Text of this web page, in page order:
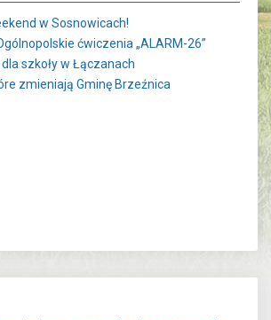
w Sosnowicach!
ćwiczenia „ALARM-26”
szkoły w Łączanach
zmieniają Gminę Brzeźnica